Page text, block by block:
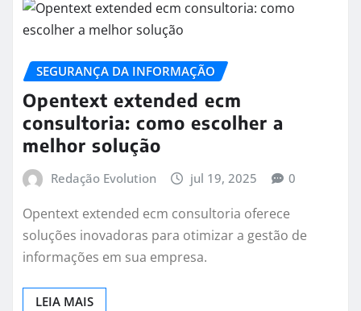
SEGURANÇA DA INFORMAÇÃO
Opentext extended ecm
consultoria: como escolher a
melhor solução
Redação Evolution jul 19, 2025 0
Opentext extended ecm consultoria oferece
soluções inovadoras para otimizar a gestão de
informações em sua empresa.
LEIA MAIS